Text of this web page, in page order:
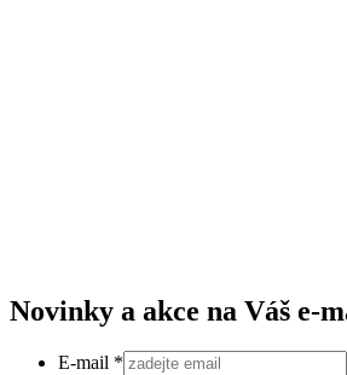
Novinky a akce na Váš e-
E-mail *